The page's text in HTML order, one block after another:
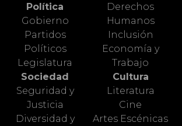
Política
Gobierno
Partidos
Políticos
Legislatura
Sociedad
Seguridad y
Justicia
Diversidad y
Derechos
Humanos
Inclusión
Economía y
Trabajo
Cultura
Literatura
Cine
Artes Escénicas